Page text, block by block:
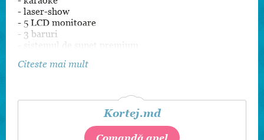
- laser-show
- 5 LCD monitoare
- 3 baruri
- sistemul de sunet premium
mod individual
сomanda 3 ore - 80 € / 1ч
Citeste mai mult
Kortej.md
Comandă apel